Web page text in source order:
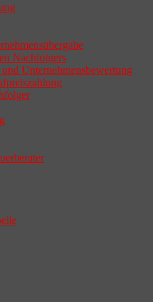
Nachfolgers
Unternehmensbewertung